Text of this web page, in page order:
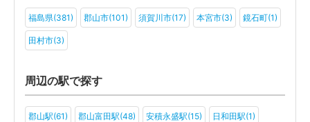
福島県(381) 郡山市(101) 須賀川市(17) 本宮市(3) 鏡石町(1)
田村市(3)
周辺の駅で探す
郡山駅(61) 郡山富田駅(48) 安積永盛駅(15) 日和田駅(1)